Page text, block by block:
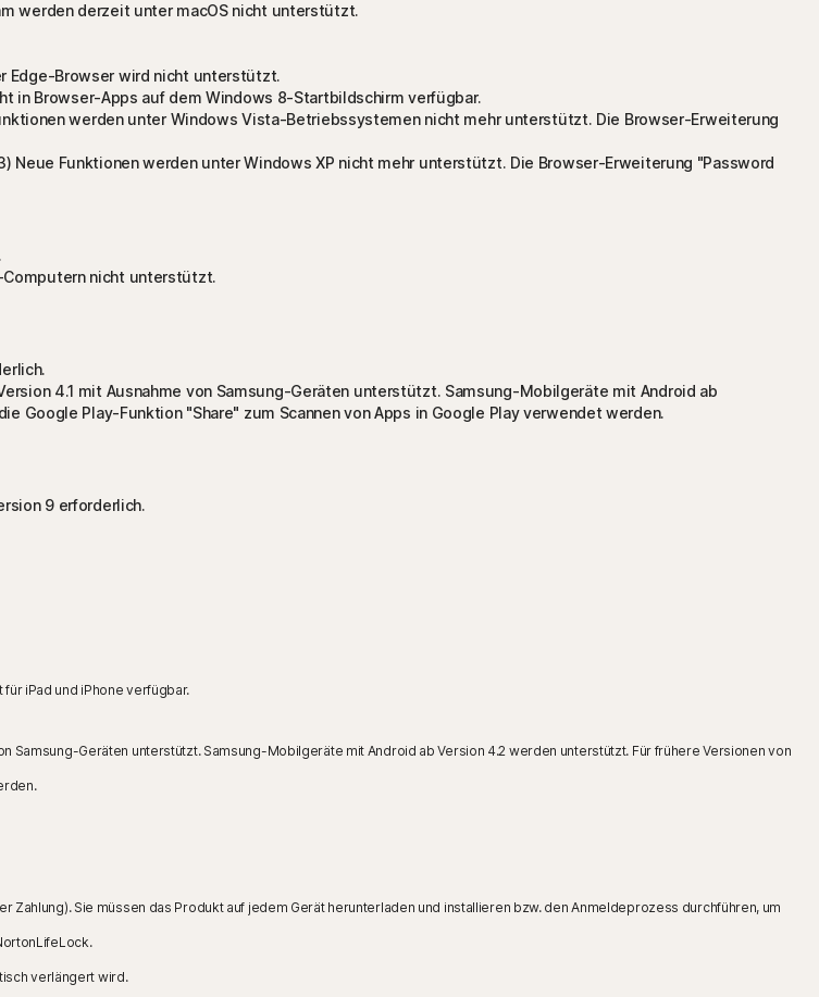
werden derzeit unter macOS nicht unterstützt.
Edge-Browser wird nicht unterstützt.
in Browser-Apps auf dem Windows 8-Startbildschirm verfügbar.
werden unter Windows Vista-Betriebssystemen nicht mehr unterstützt. Die Browser-Erweiterung
Neue Funktionen werden unter Windows XP nicht mehr unterstützt. Die Browser-Erweiterung "Password
nicht unterstützt.
4.1 mit Ausnahme von Samsung-Geräten unterstützt. Samsung-Mobilgeräte mit Android ab
Google Play-Funktion "Share" zum Scannen von Apps in Google Play verwendet werden.
9 erforderlich.
iPad und iPhone verfügbar.
Samsung-Geräten unterstützt. Samsung-Mobilgeräte mit Android ab Version 4.2 werden unterstützt. Für frühere Versionen von
Sie müssen das Produkt auf jedem Gerät herunterladen und installieren bzw. den Anmeldeprozess durchführen, um
verlängert wird.